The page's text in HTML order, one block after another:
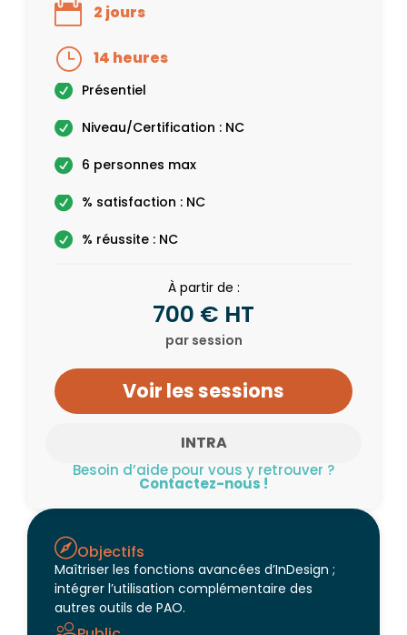
Objectifs
Maîtriser les fonctions avancées d’InDesign ;
intégrer l’utilisation complémentaire des
autres outils de PAO.
INTRA
2 jours
14 heures
Présentiel
Niveau/Certification : NC
6 personnes max
% satisfaction : NC
% réussite : NC
À partir de :
700 € HT
par session
Voir les sessions
Besoin d’aide pour vous y retrouver ?
Contactez-nous !